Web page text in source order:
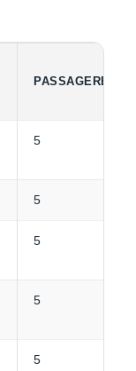
PASSAGERER
5
5
5
5
5